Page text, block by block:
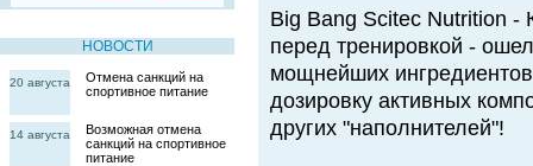
НОВОСТИ
20 августа
Отмена санкций на
спортивное питание
14 августа
Возможная отмена
санкций на спортивное
питание
Big Bang Scitec Nutrition -
перед тренировкой -
мощнейших
дозировку активных
других "наполнителей"!